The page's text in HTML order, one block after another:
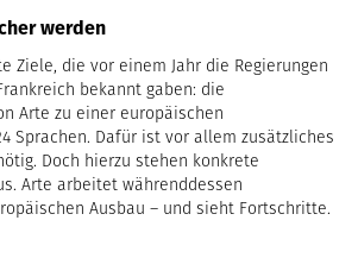
werden
Ziele, die vor einem Jahr die Regierungen
bekannt gaben: die
Arte zu einer europäischen
Sprachen. Dafür ist vor allem zusätzliches
Doch hierzu stehen konkrete
Arte arbeitet währenddessen
Ausbau – und sieht Fortschritte.